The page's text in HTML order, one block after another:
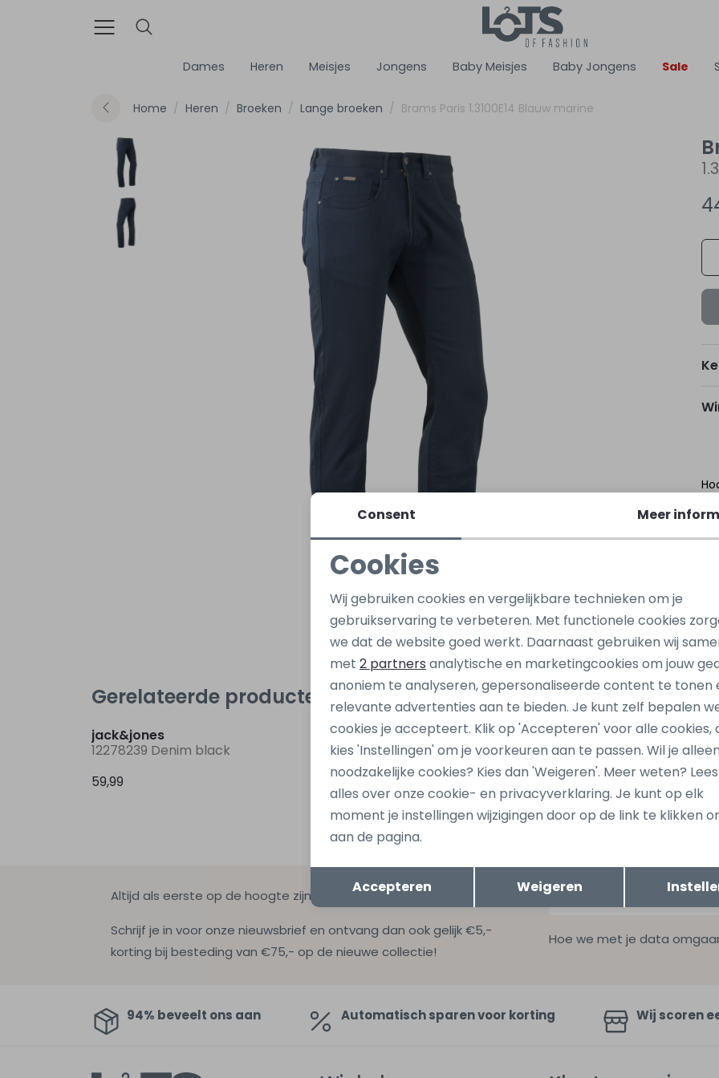
Dames Heren Meisjes Jongens Baby Meisjes Baby Jongens Sale
Home Heren Broeken Lange broeken Brams Paris 1.3100E14 Blauw marine
Gerelateerde producten
jack&jones
12278239 Denim black
59,99
jack&jones
12206198 Bruin taupe
59,99
Stonecast
Angelus men Z10305 Ecru
39,99
Altijd als eerste op de hoogte zijn?
Schrijf je in voor onze nieuwsbrief en ontvang dan ook gelijk €5,-
korting bij besteding van €75,- op de nieuwe collectie!
Hoe we met je data
94% beveelt ons aan Automatisch sparen voor korting Wij scoren
Noodzakelijke cookies
Analytische cookies Marketing cookies
Terug Opslaan
Consent Meer
Cookies
Wij gebruiken cookies en vergelijkbare technieken om je
gebruikservaring te verbeteren. Met functionele cookies
we dat de website goed werkt. Daarnaast gebruiken wij
met 2 partners analytische en marketingcookies om jouw
anoniem te analyseren, gepersonaliseerde content te tonen
relevante advertenties aan te bieden. Je kunt zelf bepalen
cookies je accepteert. Klik op 'Accepteren' voor alle cookies,
kies 'Instellingen' om je voorkeuren aan te passen. Wil je alleen
noodzakelijke cookies? Kies dan 'Weigeren'. Meer weten? Lees
alles over onze cookie- en privacyverklaring. Je kunt op elk
moment je instellingen wijzigingen door op de link te klikken
aan de pagina.
Accepteren Weigeren